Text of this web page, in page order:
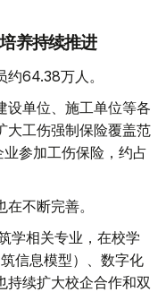
养持续推进
64.38万人。
设单位、施工单位等各
大工伤强制保险覆盖范
参加工伤保险，约占
不断完善。
学相关专业，在校学
信息模型）、数字化
持续扩大校企合作和双